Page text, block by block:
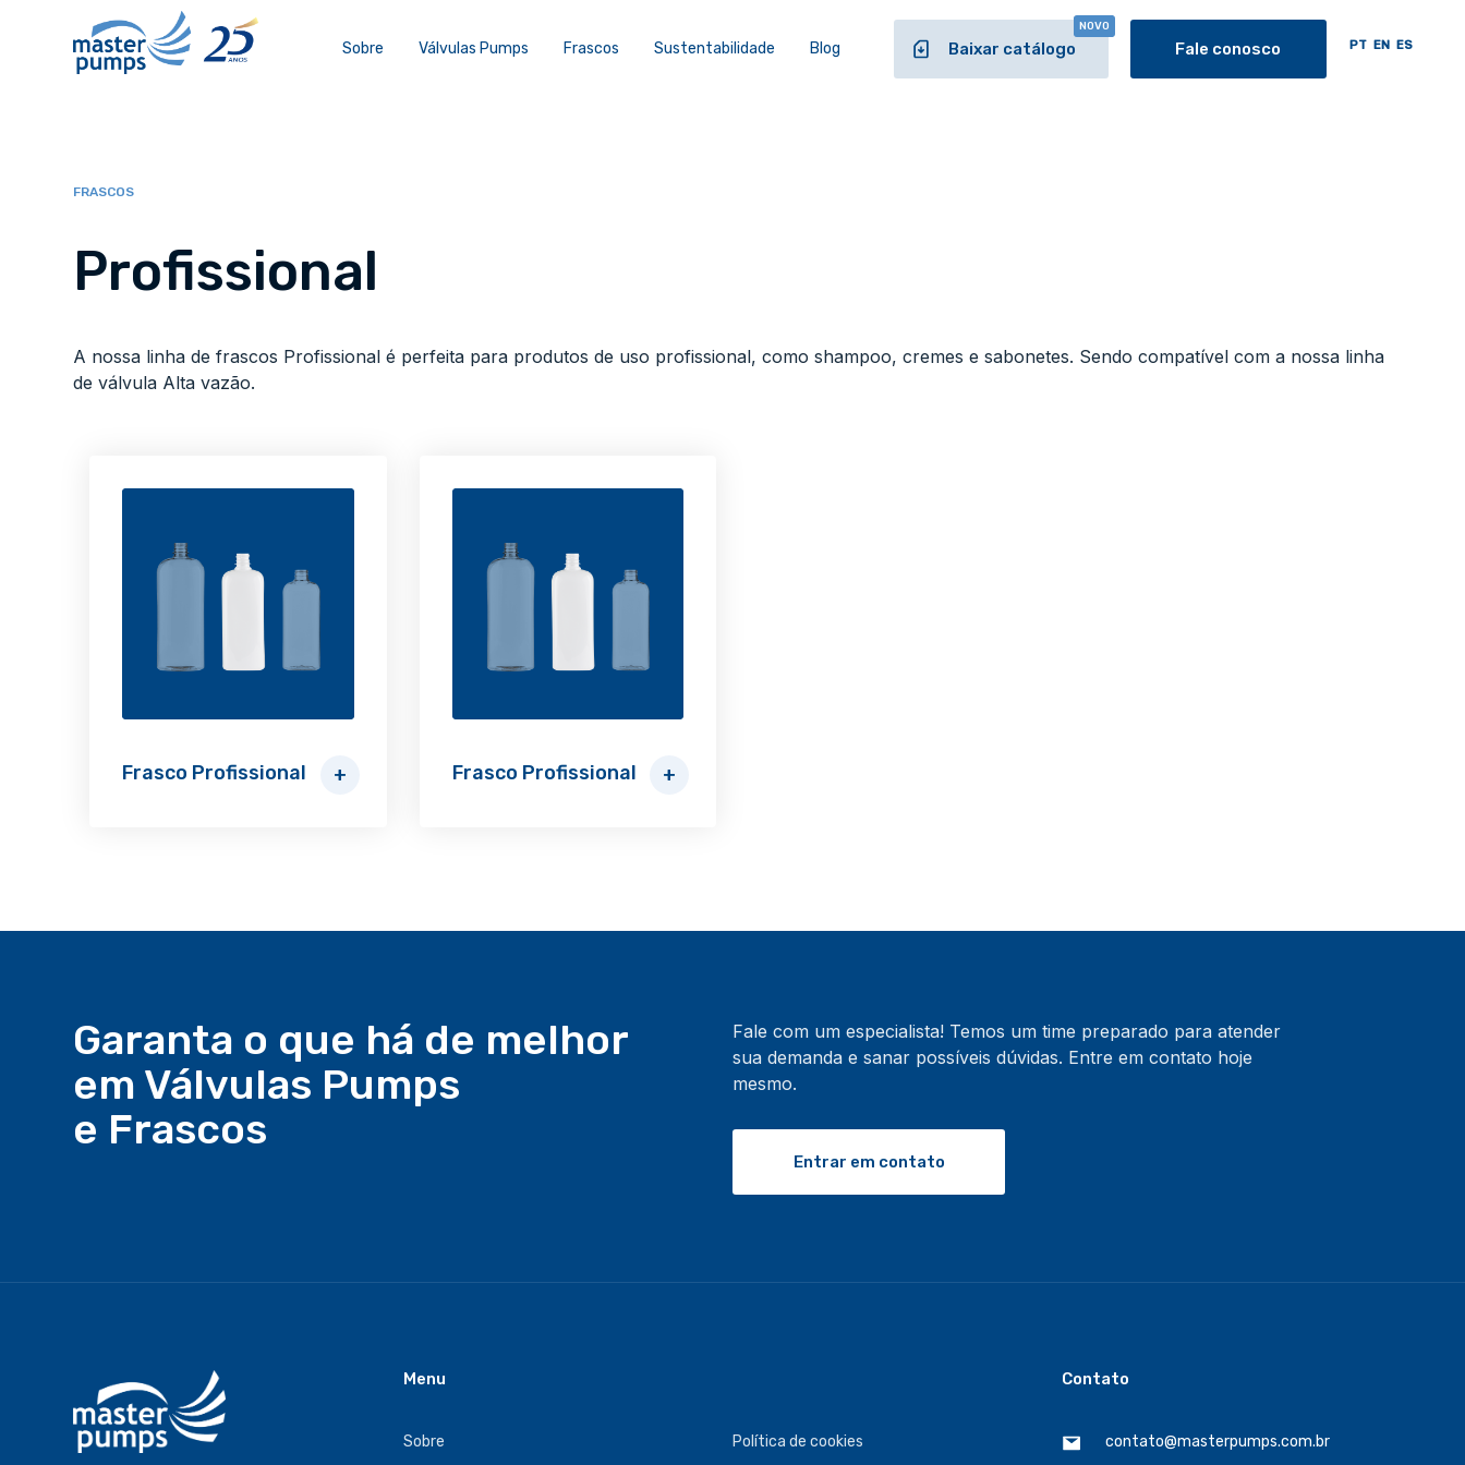
Sobre Válvulas Pumps Frascos Sustentabilidade Blog PT EN ES
Fale conosco
Baixar catálogo
NOVO
FRASCOS
Profissional
A nossa linha de frascos Profissional é perfeita para produtos de uso profissional, como shampoo, cremes e sabonetes. Sendo compatível com a nossa linha
de válvula Alta vazão.
Frasco Profissional Frasco Profissional
Garanta o que há de melhor
em Válvulas Pumps
e Frascos
Fale com um especialista! Temos um time preparado para atender
sua demanda e sanar possíveis dúvidas. Entre em contato hoje
mesmo.
Entrar em contato
Menu
Sobre Política de cookies
Contato
contato@masterpumps.com.br